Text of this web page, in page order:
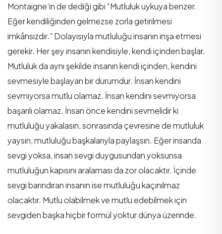
Montaigne’in de dediği gibi “Mutluluk uykuya benzer.
Eğer kendiliğinden gelmezse zorla getirilmesi
imkânsızdır.” Dolayısıyla mutluluğu insanın inşa etmesi
gerekir. Her şey insanın kendisiyle, kendi içinden başlar.
Mutluluk da aynı şekilde insanın kendi içinden, kendini
sevmesiyle başlayan bir durumdur. İnsan kendini
sevmiyorsa mutlu olamaz. İnsan kendini sevmiyorsa
başarılı olamaz. İnsan önce kendini sevmelidir ki
mutluluğu yakalasın, sonrasında çevresine de mutluluk
yaysın, mutluluğu başkalarıyla paylaşsın. Eğer insanda
sevgi yoksa, insan sevgi duygusundan yoksunsa
mutluluğun kapısını aralaması da zor olacaktır. İçinde
sevgi barındıran insanın ise mutluluğu kaçınılmaz
olacaktır. Mutlu olabilmek ve mutlu edebilmek için
sevgiden başka hiçbir formül yoktur dünya üzerinde.